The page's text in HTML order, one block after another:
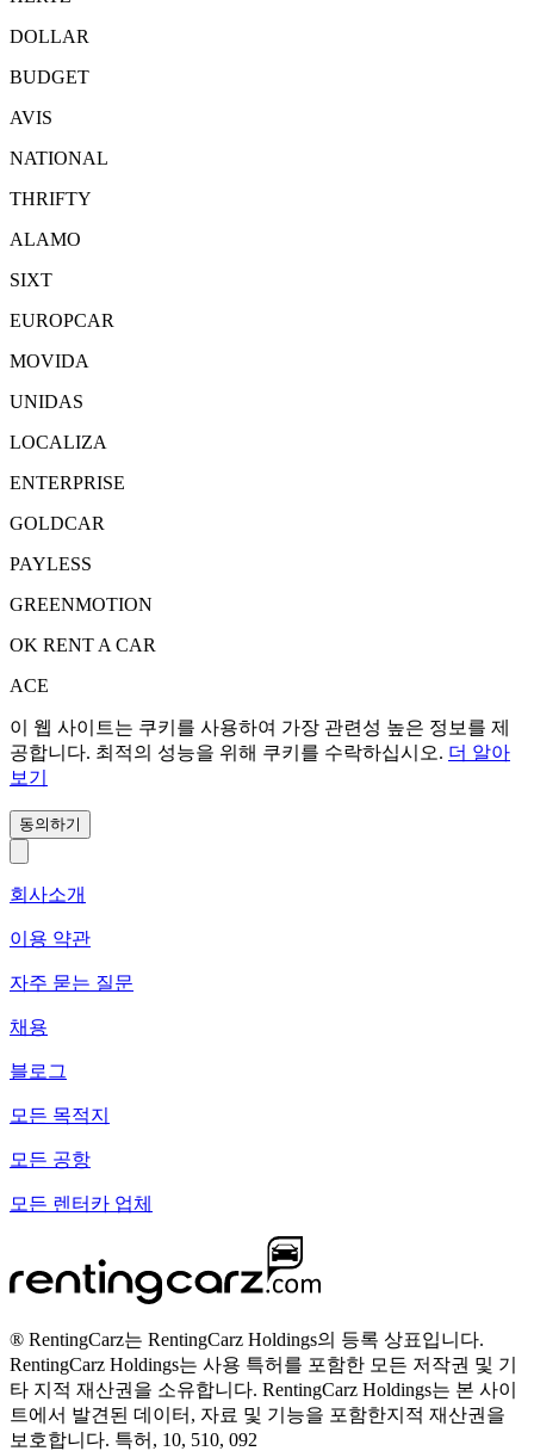
DOLLAR
BUDGET
AVIS
NATIONAL
THRIFTY
ALAMO
SIXT
EUROPCAR
MOVIDA
UNIDAS
LOCALIZA
ENTERPRISE
GOLDCAR
PAYLESS
GREENMOTION
OK RENT A CAR
ACE
이 웹 사이트는 쿠키를 사용하여 가장 관련성 높은 정보를 제
공합니다. 최적의 성능을 위해 쿠키를 수락하십시오. 더 알아
보기
동의하기
회사소개
이용 약관
자주 묻는 질문
채용
블로그
모든 목적지
모든 공항
모든 렌터카 업체
® RentingCarz는 RentingCarz Holdings의 등록 상표입니다.
RentingCarz Holdings는 사용 특허를 포함한 모든 저작권 및 기
타 지적 재산권을 소유합니다. RentingCarz Holdings는 본 사이
트에서 발견된 데이터, 자료 및 기능을 포함한지적 재산권을
보호합니다. 특허, 10, 510, 092